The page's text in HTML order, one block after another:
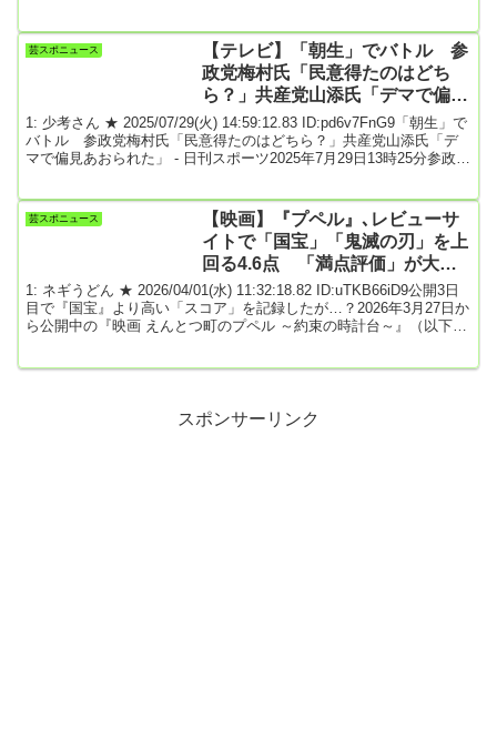
場。松本の登場にネットも大盛り上がりとなった。CMでは高須院長
がヘリコプターを操縦し、移動する恒例のシーンから始まり、会議
芸スポニュース
【テレビ】「朝生」でバトル 参
政党梅村氏「民意得たのはどち
ら？」共産党山添氏「デマで偏見
あおられた」
1: 少考さん ★ 2025/07/29(火) 14:59:12.83 ID:pd6v7FnG9「朝生」で
バトル 参政党梅村氏「民意得たのはどちら？」共産党山添氏「デ
マで偏見あおられた」 - 日刊スポーツ2025年7月29日13時25分参政党
激しい応酬を繰り広げた。参政党が参院選で14議席と躍進したこと
について聞かれた梅村氏は「私たちのもとにたくさん寄せられたの
芸スポニュース
【映画】『プペル』､レビューサ
イトで「国宝」「鬼滅の刃」を上
回る4.6点 「満点評価」が大量
投下？
1: ネギうどん ★ 2026/04/01(水) 11:32:18.82 ID:uTKB66iD9公開3日
目で『国宝』より高い「スコア」を記録したが…？2026年3月27日か
ら公開中の『映画 えんとつ町のプペル ～約束の時計台～』（以下、
説してもらいます。映画...スポンサーリンク